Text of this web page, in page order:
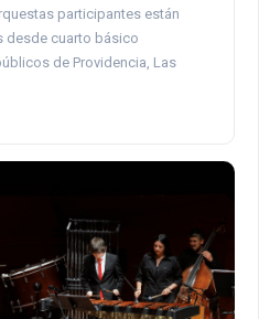
participantes están
desde cuarto básico
de Providencia, Las